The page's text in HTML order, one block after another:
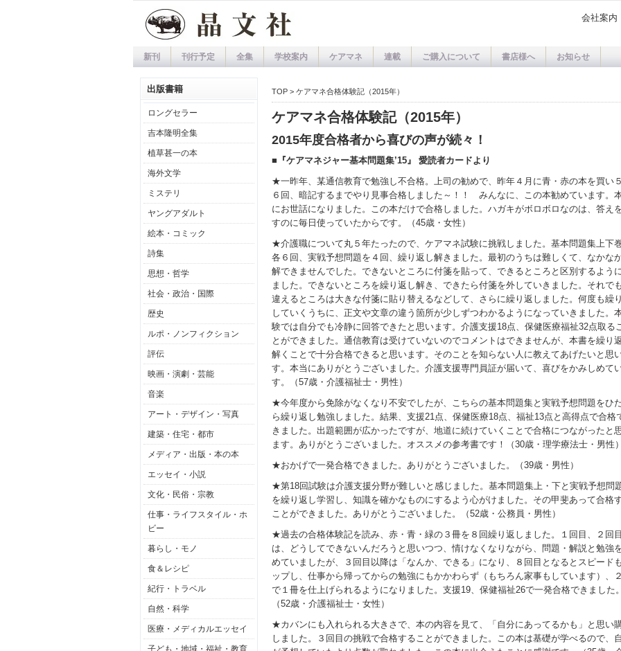
会社案内
新刊 刊行予定 全集 学校案内 ケアマネ 連載 ご購入について 書店様へ お知らせ
出版書籍
ロングセラー
吉本隆明全集
植草甚一の本
海外文学
ミステリ
ヤングアダルト
絵本・コミック
詩集
思想・哲学
社会・政治・国際
歴史
ルポ・ノンフィクション
評伝
映画・演劇・芸能
音楽
アート・デザイン・写真
建築・住宅・都市
メディア・出版・本の本
エッセイ・小説
文化・民俗・宗教
仕事・ライフスタイル・ホ
ビー
暮らし・モノ
食＆レシピ
紀行・トラベル
自然・科学
医療・メディカルエッセイ
子ども・地域・福祉・教育
TOP > ケアマネ合格体験記（2015年）
ケアマネ合格体験記（2015年）
2015年度合格者から喜びの声が続々！
■『ケアマネジャー基本問題集’15』 愛読者カードより
★一昨年、某通信教育で勉強し不合格。上司の勧めで、昨年４月に青・赤の本を買い
６回、暗記するまでやり見事合格しました～！！ みんなに、この本勧めています。
にお世話になりました。この本だけで合格しました。ハガキがボロボロなのは、答え
すのに毎日使っていたからです。（45歳・女性）
★介護職について丸５年たったので、ケアマネ試験に挑戦しました。基本問題集上下
各６回、実戦予想問題を４回、繰り返し解きました。最初のうちは難しくて、なかな
解できませんでした。できないところに付箋を貼って、できるところと区別するよう
ました。できないところを繰り返し解き、できたら付箋を外していきました。それで
違えるところは大きな付箋に貼り替えるなどして、さらに繰り返しました。何度も繰
していくうちに、正文や文章の違う箇所が少しずつわかるようになっていきました。
験では自分でも冷静に回答できたと思います。介護支援18点、保健医療福祉32点取る
とができました。通信教育は受けていないのでコメントはできませんが、本書を繰り
解くことで十分合格できると思います。そのことを知らない人に教えてあげたいと思
す。本当にありがとうございました。介護支援専門員証が届いて、喜びをかみしめて
す。（57歳・介護福祉士・男性）
★今年度から免除がなくなり不安でしたが、こちらの基本問題集と実戦予想問題をひ
ら繰り返し勉強しました。結果、支援21点、保健医療18点、福祉13点と高得点で合格
きました。出題範囲が広かったですが、地道に続けていくことで合格につながったと
ます。ありがとうございました。オススメの参考書です！（30歳・理学療法士・男性）
★おかげで一発合格できました。ありがとうございました。（39歳・男性）
★第18回試験は介護支援分野が難しいと感じました。基本問題集上・下と実戦予想問
を繰り返し学習し、知識を確かなものにするよう心がけました。その甲斐あって合格
ことができました。ありがとうございました。（52歳・公務員・男性）
★過去の合格体験記を読み、赤・青・緑の３冊を８回繰り返しました。１回目、２回目
は、どうしてできないんだろうと思いつつ、情けなくなりながら、問題・解説と勉強
めていましたが、３回目以降は「なんか、できる」になり、８回目となるとスピード
ップし、仕事から帰ってからの勉強にもかかわらず（もちろん家事もしています）、
で１冊を仕上げられるようになりました。支援19、保健福祉26で一発合格できました。
（52歳・介護福祉士・女性）
★カバンにも入れられる大きさで、本の内容を見て、「自分にあってるかも」と思い
しました。３回目の挑戦で合格することができました。この本は基礎が学べるので、